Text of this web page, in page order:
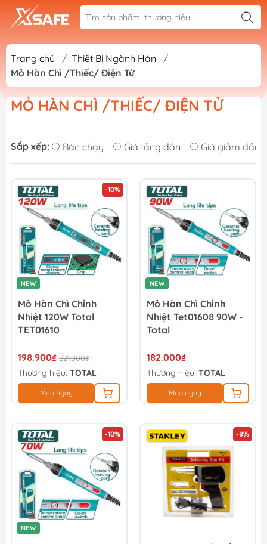
Trang chủ / Thiết Bị Ngành Hàn
/
Mỏ Hàn Chì /Thiếc/ Điện Tử
MỎ HÀN CHÌ /THIẾC/ ĐIỆN TỬ
Sắp xếp: Bán chạy Giá tăng dần Giá giảm dần
-10%
NEW
Mỏ Hàn Chì Chỉnh
Nhiệt 120W Total
TET01610
198.900₫ 221.000₫
Thương hiệu: TOTAL
Mua ngay
NEW
Mỏ Hàn Chì Chỉnh
Nhiệt Tet01608 90W -
Total
182.000₫
Thương hiệu: TOTAL
Mua ngay
-10%
NEW
-8%